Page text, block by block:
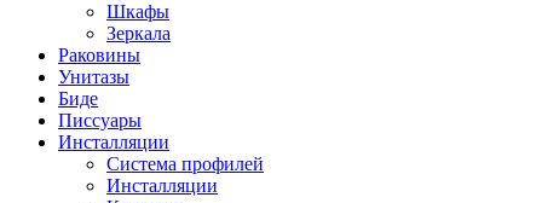
Шкафы
Зеркала
Раковины
Унитазы
Биде
Писсуары
Инсталляции
Система профилей
Инсталляции